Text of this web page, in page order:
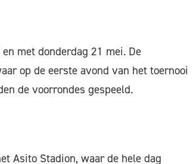
met donderdag 21 mei. De
op de eerste avond van het toernooi
de voorrondes gespeeld.
Asito Stadion, waar de hele dag